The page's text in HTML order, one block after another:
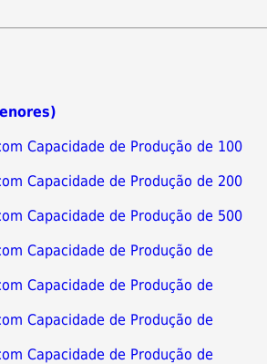
Capacidade de Produção de 100
Capacidade de Produção de 200
Capacidade de Produção de 500
Capacidade de Produção de
Capacidade de Produção de
Capacidade de Produção de
Capacidade de Produção de